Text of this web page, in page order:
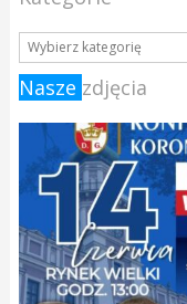
Nasze zdjęcia